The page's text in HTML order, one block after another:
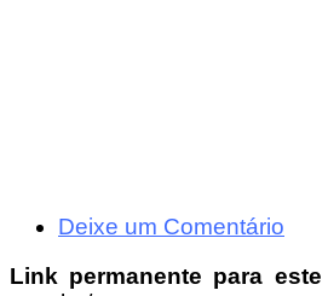
Deixe um Comentário
Link permanente para